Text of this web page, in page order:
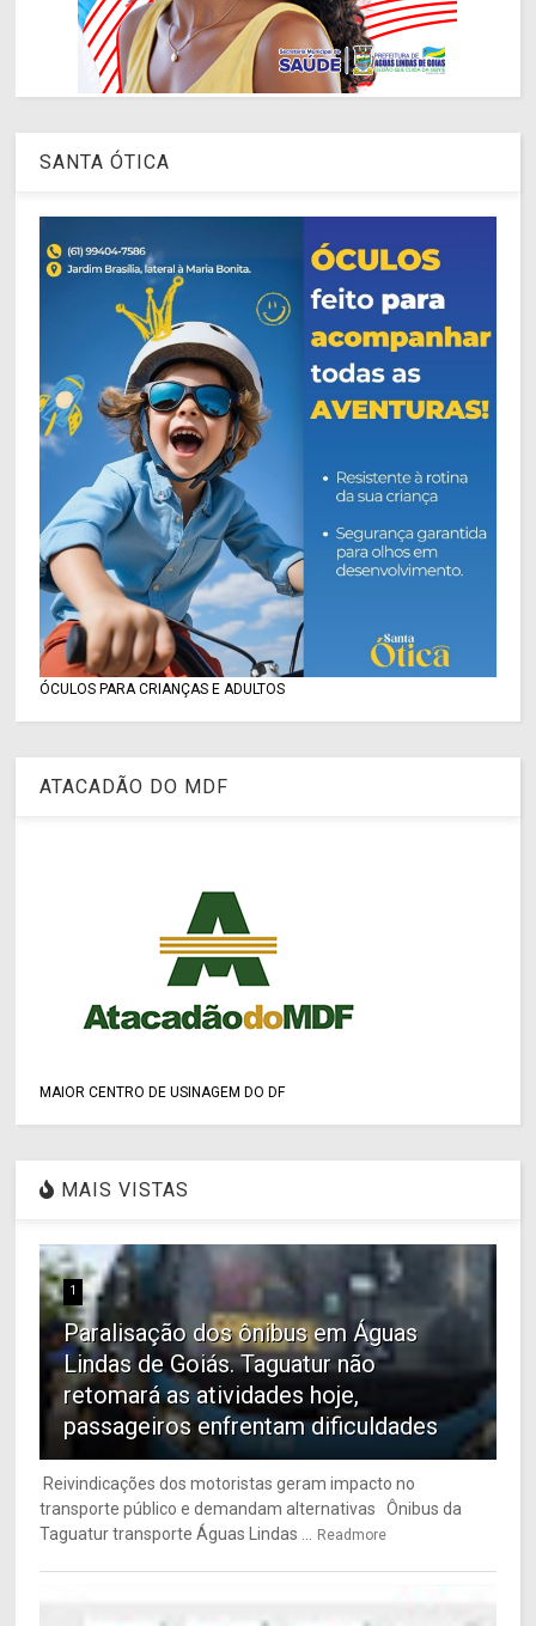
SANTA ÓTICA
ÓCULOS PARA CRIANÇAS E ADULTOS
ATACADÃO DO MDF
MAIOR CENTRO DE USINAGEM DO DF
MAIS VISTAS
1
Paralisação dos ônibus em Águas
Lindas de Goiás. Taguatur não
retomará as atividades hoje,
passageiros enfrentam dificuldades
Reivindicações dos motoristas geram impacto no
transporte público e demandam alternativas Ônibus da
Taguatur transporte Águas Lindas ...
Readmore